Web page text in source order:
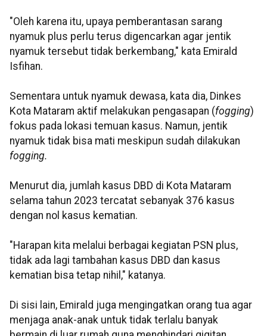
"Oleh karena itu, upaya pemberantasan sarang
nyamuk plus perlu terus digencarkan agar jentik
nyamuk tersebut tidak berkembang," kata Emirald
Isfihan.
Sementara untuk nyamuk dewasa, kata dia, Dinkes
Kota Mataram aktif melakukan pengasapan (fogging)
fokus pada lokasi temuan kasus. Namun, jentik
nyamuk tidak bisa mati meskipun sudah dilakukan
fogging.
Menurut dia, jumlah kasus DBD di Kota Mataram
selama tahun 2023 tercatat sebanyak 376 kasus
dengan nol kasus kematian.
"Harapan kita melalui berbagai kegiatan PSN plus,
tidak ada lagi tambahan kasus DBD dan kasus
kematian bisa tetap nihil," katanya.
Di sisi lain, Emirald juga mengingatkan orang tua agar
menjaga anak-anak untuk tidak terlalu banyak